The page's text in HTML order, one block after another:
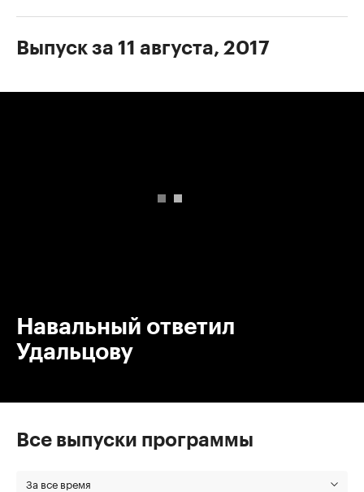
Выпуск за 11 августа, 2017
Навальный ответил
Удальцову
Все выпуски программы
За все время